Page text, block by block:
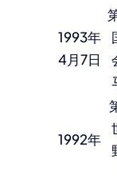
1993年
4月7日
1992年